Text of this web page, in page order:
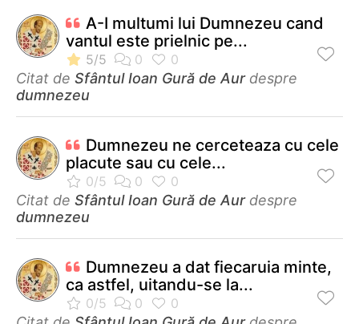
A-I multumi lui Dumnezeu cand
vantul este prielnic pe...
Citat de Sfântul Ioan Gură de Aurdespre
dumnezeu
Dumnezeu ne cerceteaza cu cele
placute sau cu cele...
Citat de Sfântul Ioan Gură de Aurdespre
dumnezeu
Dumnezeu a dat fiecaruia minte,
ca astfel, uitandu-se la...